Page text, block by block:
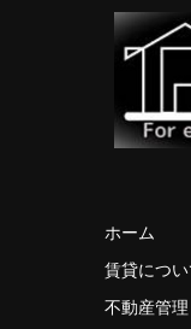
ホーム
賃貸につい
不動産管理